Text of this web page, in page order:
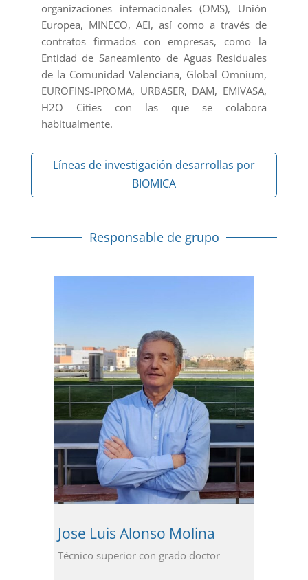
organizaciones internacionales (OMS), Unión
Europea, MINECO, AEI, así como a través de
contratos firmados con empresas, como la
Entidad de Saneamiento de Aguas Residuales
de la Comunidad Valenciana, Global Omnium,
EUROFINS-IPROMA, URBASER, DAM, EMIVASA,
H2O Cities con las que se colabora
habitualmente.
Líneas de investigación desarrollas por
BIOMICA
Responsable de grupo
Jose Luis Alonso Molina
Técnico superior con grado doctor